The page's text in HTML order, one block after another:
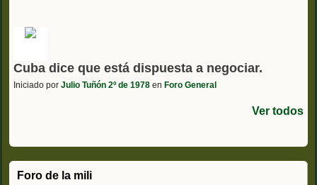
Cuba dice que está dispuesta a negociar.
Iniciado por Julio Tuñón 2º de 1978 en Foro General
Ver todos
Foro de la mili